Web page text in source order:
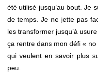
été utilisé jusqu’au bout. Je
de temps. Je ne jette pas
les transformer jusqu’à
ça rentre dans mon défi «
qui veulent en savoir plus
peu.